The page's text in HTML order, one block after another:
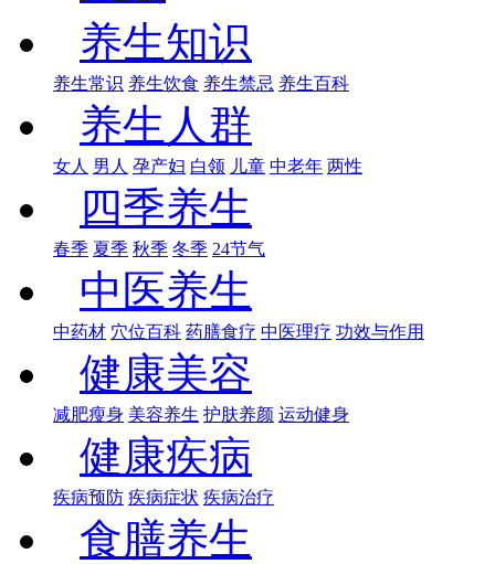
养生知识
养生常识 养生饮食 养生禁忌 养生百科
养生人群
女人 男人 孕产妇 白领 儿童 中老年 两性
四季养生
春季 夏季 秋季 冬季 24节气
中医养生
中药材 穴位百科 药膳食疗 中医理疗 功效与作用
健康美容
减肥瘦身 美容养生 护肤养颜 运动健身
健康疾病
疾病预防 疾病症状 疾病治疗
食膳养生